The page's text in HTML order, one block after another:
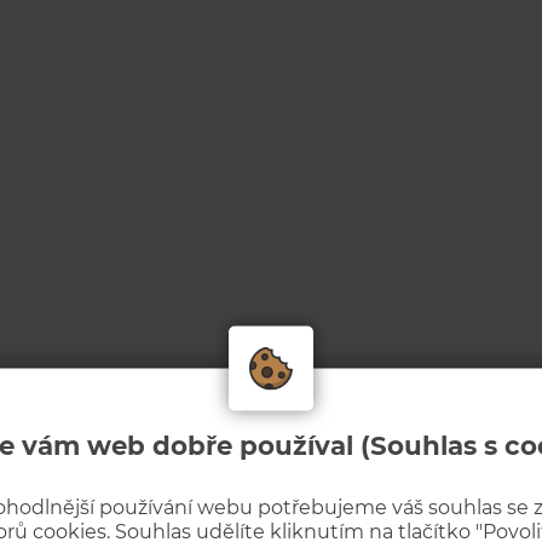
vám web dobře používal (Souhlas s
používání webu potřebujeme váš souhlas se
cookies. Souhlas udělíte kliknutím na tlačítko